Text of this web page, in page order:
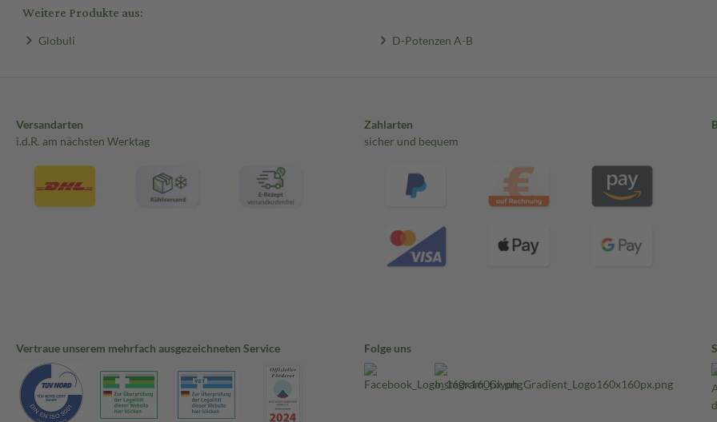
Weitere Produkte aus:
Globuli D-Potenzen A-B
Versandarten
i.d.R. am nächsten Werktag
Zahlarten
sicher und bequem
Vertraue unserem mehrfach ausgezeichneten Service Folge uns